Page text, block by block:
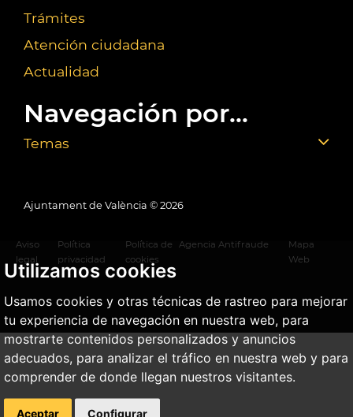
Utilizamos cookies
Usamos cookies y otras técnicas de rastreo para mejorar
tu experiencia de navegación en nuestra web, para
mostrarte contenidos personalizados y anuncios
adecuados, para analizar el tráfico en nuestra web y para
comprender de donde llegan nuestros visitantes.
Aceptar Configurar
Trámites
Atención ciudadana
Actualidad
Navegación por...
Temas
Ajuntament de València © 2026
Aviso
legal
Política
privacidad
Política de
cookies
Agencia Antifraude
Mapa
Web